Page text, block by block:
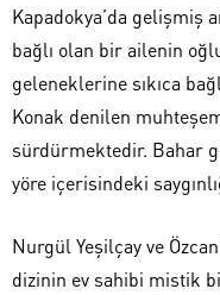
Kapadokya’da gelişmiş
bağlı olan bir ailenin
geleneklerine sıkıca
Konak denilen
sürdürmektedir. Bahar
yöre içerisindeki
Nurgül Yeşilçay ve
dizinin ev sahibi mistik